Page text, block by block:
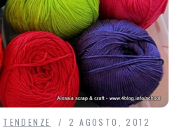
TENDENZE 2 AGOSTO, 2012